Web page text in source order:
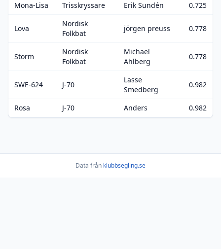
Mona-Lisa
Trisskryssare Erik Sundén 0.725
Lova
Nordisk
Folkbat
jörgen preuss 0.778
Storm
Nordisk
Folkbat
Michael
Ahlberg
0.778
SWE-624 J-70
Lasse
Smedberg
0.982
Rosa J-70 Anders 0.982
Data från klubbsegling.se